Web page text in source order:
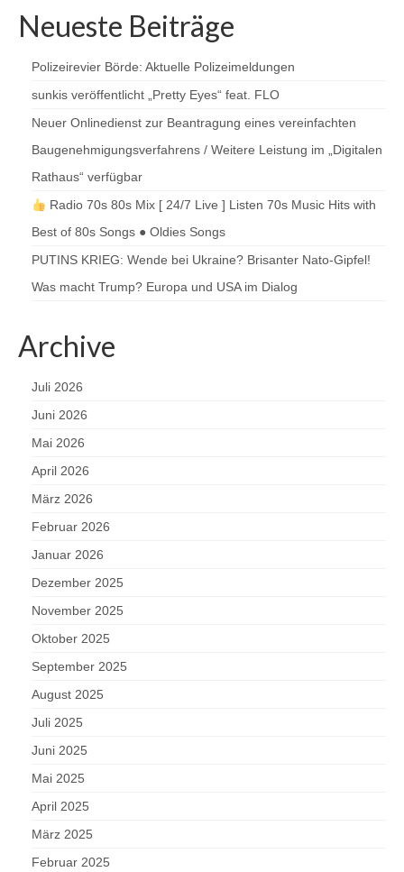
Neueste Beiträge
Polizeirevier Börde: Aktuelle Polizeimeldungen
sunkis veröffentlicht „Pretty Eyes“ feat. FLO
Neuer Onlinedienst zur Beantragung eines vereinfachten
Baugenehmigungsverfahrens / Weitere Leistung im „Digitalen
Rathaus“ verfügbar
Radio 70s 80s Mix [ 24/7 Live ] Listen 70s Music Hits with
Best of 80s Songs ● Oldies Songs
PUTINS KRIEG: Wende bei Ukraine? Brisanter Nato-Gipfel!
Was macht Trump? Europa und USA im Dialog
Archive
Juli 2026
Juni 2026
Mai 2026
April 2026
März 2026
Februar 2026
Januar 2026
Dezember 2025
November 2025
Oktober 2025
September 2025
August 2025
Juli 2025
Juni 2025
Mai 2025
April 2025
März 2025
Februar 2025